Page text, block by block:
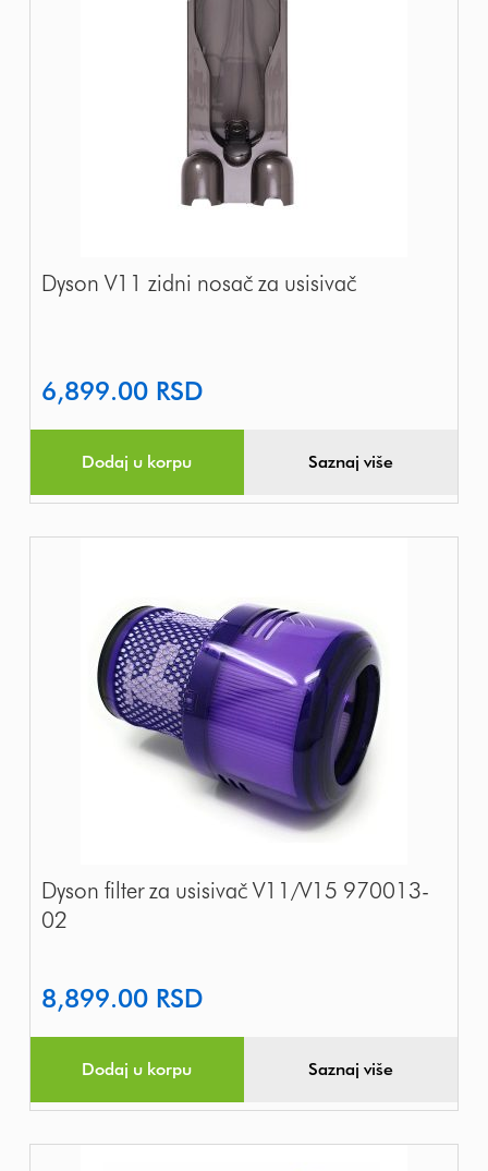
Dyson V11 zidni nosač za usisivač
6,899.00 RSD
Dodaj u korpu Saznaj više
Dyson filter za usisivač V11/V15 970013-
02
8,899.00 RSD
Dodaj u korpu Saznaj više